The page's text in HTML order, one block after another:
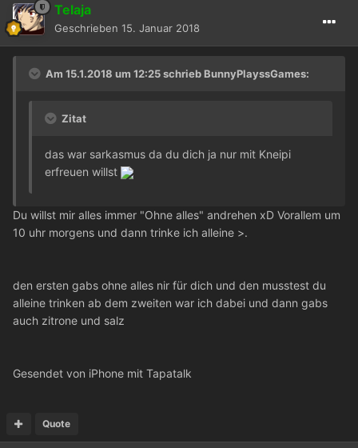
Telaja
Geschrieben 15. Januar 2018
Am 15.1.2018 um 12:25 schriebBunnyPlayssGames:
Zitat
das war sarkasmus da du dich ja nur mit Kneipi
erfreuen willst
Du willst mir alles immer "Ohne alles" andrehen xD Vorallem um
10 uhr morgens und dann trinke ich alleine >.
den ersten gabs ohne alles nir für dich und den musstest du
alleine trinken ab dem zweiten war ich dabei und dann gabs
auch zitrone und salz
Gesendet von iPhone mit Tapatalk
Quote